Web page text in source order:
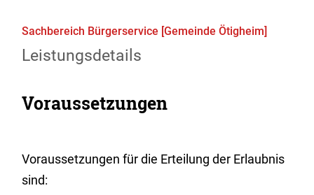
Sachbereich Bürgerservice [Gemeinde Ötigheim]
Leistungsdetails
Voraussetzungen
Voraussetzungen für die Erteilung der Erlaubnis
sind: